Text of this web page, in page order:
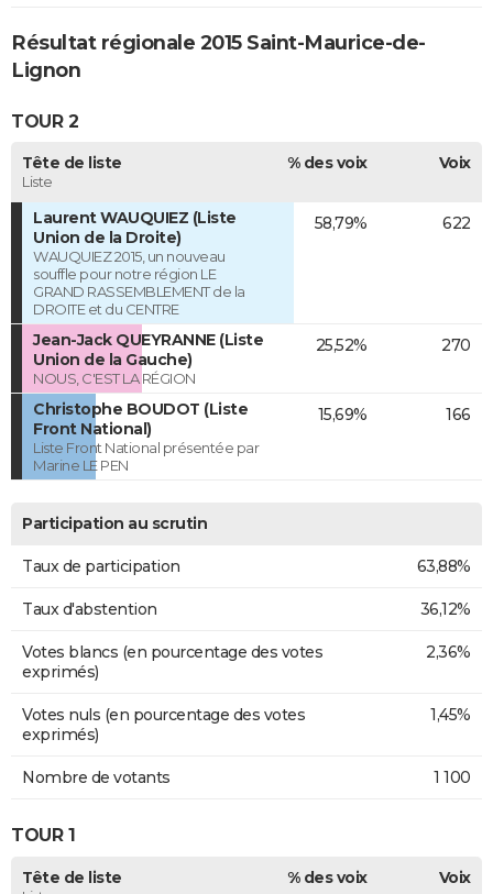
Résultat régionale 2015 Saint-Maurice-de-
Lignon
TOUR 2
Tête de liste
Liste
% des voix Voix
Laurent WAUQUIEZ (Liste
Union de la Droite)
WAUQUIEZ 2015, un nouveau
souffle pour notre région LE
GRAND RASSEMBLEMENT de la
DROITE et du CENTRE
58,79% 622
Jean-Jack QUEYRANNE (Liste
Union de la Gauche)
NOUS, C'EST LA RÉGION
25,52% 270
Christophe BOUDOT (Liste
Front National)
Liste Front National présentée par
Marine LE PEN
15,69% 166
Participation au scrutin
Taux de participation 63,88%
Taux d'abstention 36,12%
Votes blancs (en pourcentage des votes
exprimés)
2,36%
Votes nuls (en pourcentage des votes
exprimés)
1,45%
Nombre de votants 1 100
TOUR 1
Tête de liste % des voix Voix